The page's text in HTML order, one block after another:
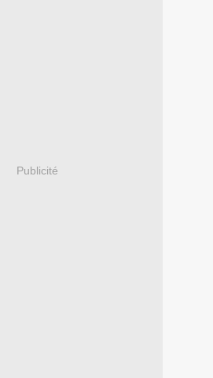
Publicité